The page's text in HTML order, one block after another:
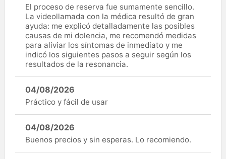
El proceso de reserva fue sumamente sencillo.
La videollamada con la médica resultó de gran
ayuda: me explicó detalladamente las posibles
causas de mi dolencia, me recomendó medidas
para aliviar los síntomas de inmediato y me
indicó los siguientes pasos a seguir según los
resultados de la resonancia.
04/08/2026
Práctico y fácil de usar
04/08/2026
Buenos precios y sin esperas. Lo recomiendo.